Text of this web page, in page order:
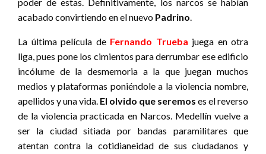
poder de estas. Definitivamente, los narcos se habían
acabado convirtiendo en el nuevo Padrino.
La última película de Fernando Trueba juega en otra
liga, pues pone los cimientos para derrumbar ese edificio
incólume de la desmemoria a la que juegan muchos
medios y plataformas poniéndole a la violencia nombre,
apellidos y una vida. El olvido que seremos es el reverso
de la violencia practicada en Narcos. Medellín vuelve a
ser la ciudad sitiada por bandas paramilitares que
atentan contra la cotidianeidad de sus ciudadanos y